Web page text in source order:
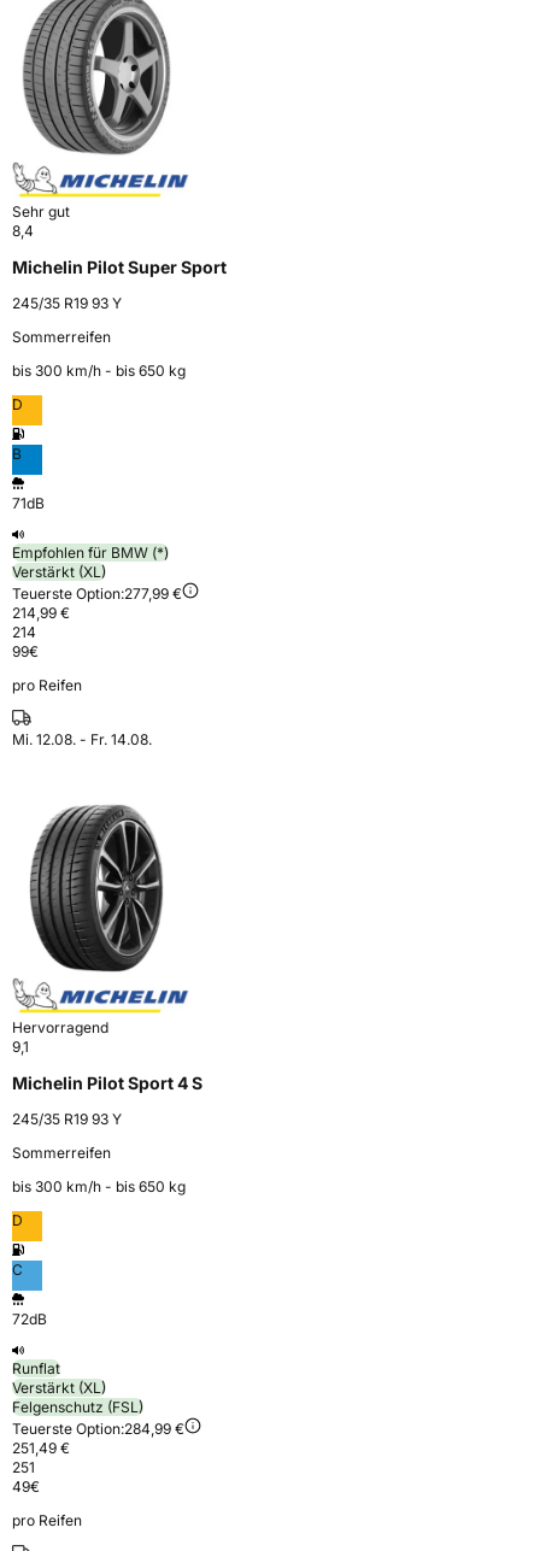
Sehr gut
8,4
Michelin Pilot Super Sport
245/35 R19 93 Y
Sommerreifen
bis 300 km⁠/⁠h - bis 650 kg
D
B
71dB
Empfohlen für BMW (*)
Verstärkt (XL)
Teuerste Option:277,99 €
214,99 €
214
99€
pro Reifen
Mi. 12.08. - Fr. 14.08.
Hervorragend
9,1
Michelin Pilot Sport 4 S
245/35 R19 93 Y
Sommerreifen
bis 300 km⁠/⁠h - bis 650 kg
D
C
72dB
Runflat
Verstärkt (XL)
Felgenschutz (FSL)
Teuerste Option:284,99 €
251,49 €
251
49€
pro Reifen